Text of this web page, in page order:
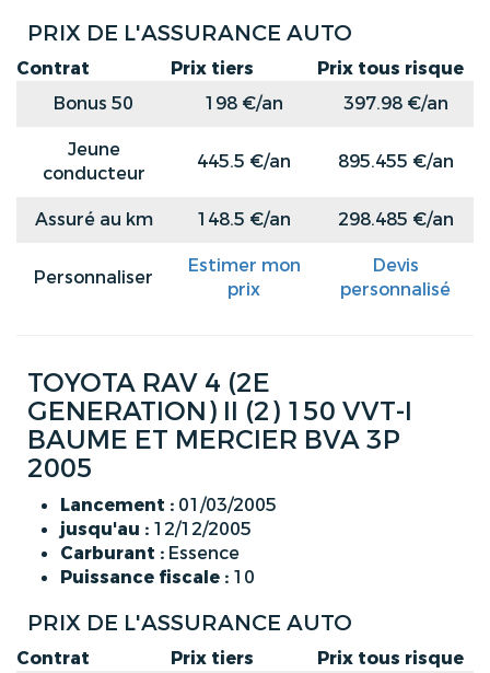
PRIX DE L'ASSURANCE AUTO
Contrat Prix tiers
Prix tous risque
Bonus 50
198 €/an
397.98 €/an
Jeune
conducteur
445.5 €/an 895.455 €/an
Assuré au km 148.5 €/an 298.485 €/an
Personnaliser
Estimer mon
prix
Devis
personnalisé
TOYOTA RAV 4 (2E
GENERATION) II (2) 150 VVT-I
BAUME ET MERCIER BVA 3P
2005
Lancement : 01/03/2005
jusqu'au : 12/12/2005
Carburant : Essence
Puissance fiscale : 10
PRIX DE L'ASSURANCE AUTO
Contrat Prix tiers
Prix tous risque